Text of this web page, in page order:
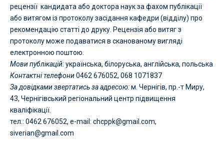
рецензії кандидата або доктора наук за фахом публікації
або витягом із протоколу засідання кафедри (відділу) про
рекомендацію статті до друку. Рецензія або витяг з
протоколу може подаватися в сканованому вигляді
електронною поштою.
Мови публікацій:українська, білоруська, англійська, польська
Контактні телефони0462 676052, 068 1071837
За довідками звертатись за адресою:м. Чернігів, пр.-т Миру,
43, Чернігівський регіональний центр підвищення
кваліфікації.
тел.: 0462 676052, е-mail: chcppk@gmail.com,
siverian@gmail.com